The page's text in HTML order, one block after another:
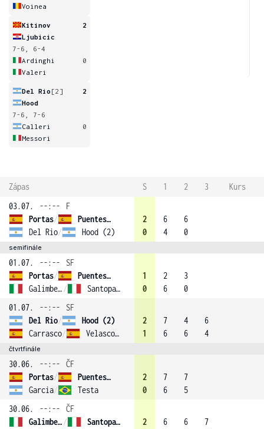
Voinea
Kitinov
2
Ljubicic
7-6, 6-4
Ardinghi
0
Valeri
Del Rio [2]
2
Hood
7-6, 7-6
Calleri
0
Messori
Zápas S 1 2 3
Kurs
03.07.
--:--
F
Portas/
Puentes-Alcaniz
Del Rio/ Hood (2)
2
0
6
4
6
0
semifinále
01.07. --:--
SF
Portas/
Puentes-Alcaniz
Galimberti / Santopadre
1
0
2
6
3
0
01.07.
--:--
SF
Del Rio/
Hood (2)
Carrasco/ Velasco (4)
2
1
7
6
4
6
6
4
čtvrtfinále
30.06. --:--
ČF
Portas/
Puentes-Alcaniz
Garcia/ Testa
2
0
7
6
7
5
30.06.
--:--
ČF
Galimberti /
Santopadre
2
6
6
7